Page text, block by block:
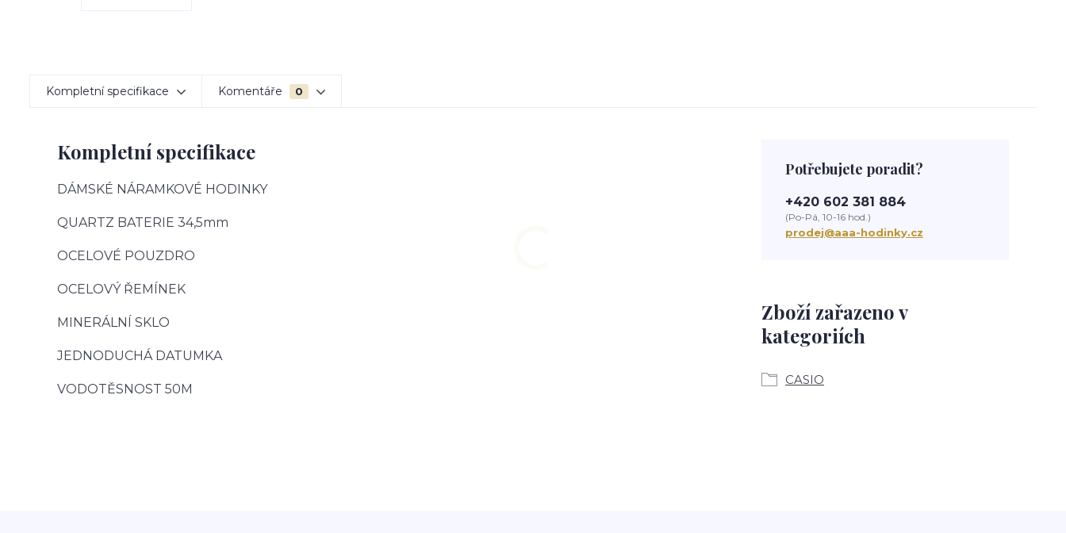
Kompletní specifikace Komentáře 0
Kompletní specifikace
DÁMSKÉ NÁRAMKOVÉ HODINKY
QUARTZ BATERIE 34,5mm
OCELOVÉ POUZDRO
OCELOVÝ ŘEMÍNEK
MINERÁLNÍ SKLO
JEDNODUCHÁ DATUMKA
VODOTĚSNOST 50M
Zboží zařazeno v
kategoriích
CASIO
Potřebujete poradit?
+420 602 381 884
(Po-Pá, 10-16 hod.)
prodej@aaa-hodinky.cz